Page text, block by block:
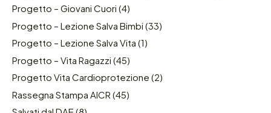
Progetto – Giovani Cuori (4)
Progetto – Lezione Salva Bimbi (33)
Progetto – Lezione Salva Vita (1)
Progetto – Vita Ragazzi (45)
Progetto Vita Cardioprotezione (2)
Rassegna Stampa AICR (45)